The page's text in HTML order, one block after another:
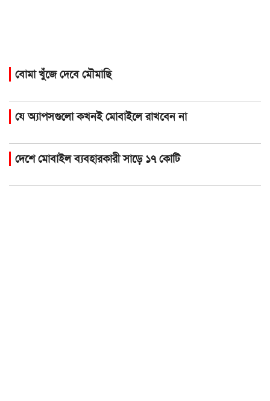
বোমা খুঁজে দেবে মৌমাছি
যে অ্যাপসগুলো কখনই মোবাইলে রাখবেন না
দেশে মোবাইল ব্যবহারকারী সাড়ে ১৭ কোটি